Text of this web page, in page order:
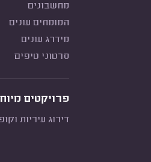
מחשבונים
המומחים עונים
מידרג עונים
סרטוני טיפים
פרויקטים
דירוג עיריות